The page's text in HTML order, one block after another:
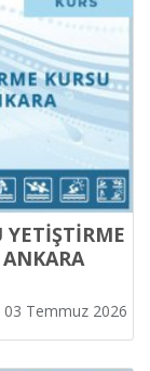
03 Temmuz 2026